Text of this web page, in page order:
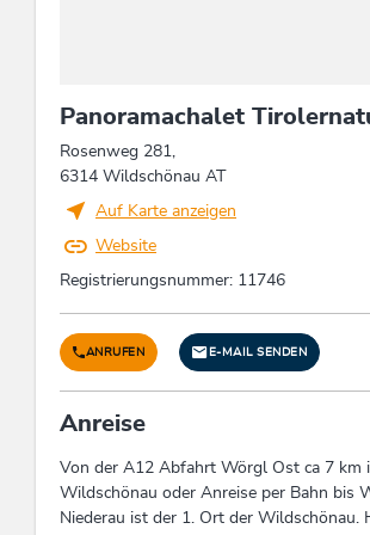
Eislaufplatz, Minigolf, Liegen
Fitnessprogramm, Tennis,
Schirmbar, Aktivitäten am Berg,
Schneeschuhwanderung,
Liegewiese, Golf
Energieeinsparung
Energieeffiziente Bauweise /
Verbrauchsmaterialien, Einsatz
Niveau, Alle Fenster sind doppelt
Mindestens 80 % der Beleuchtung
energieeffiziente LED-Lampen
Panoramachalet
Rosenweg 281,
6314 Wildschönau AT
Auf Karte anzeigen
Website
Registrierungsnummer: 11746
ANRUFEN E-MAIL SENDEN
Anreise
Von der A12 Abfahrt Wörgl Ost ca 7 km
Wildschönau oder Anreise per Bahn bis
Niederau ist der 1. Ort der Wildschönau.